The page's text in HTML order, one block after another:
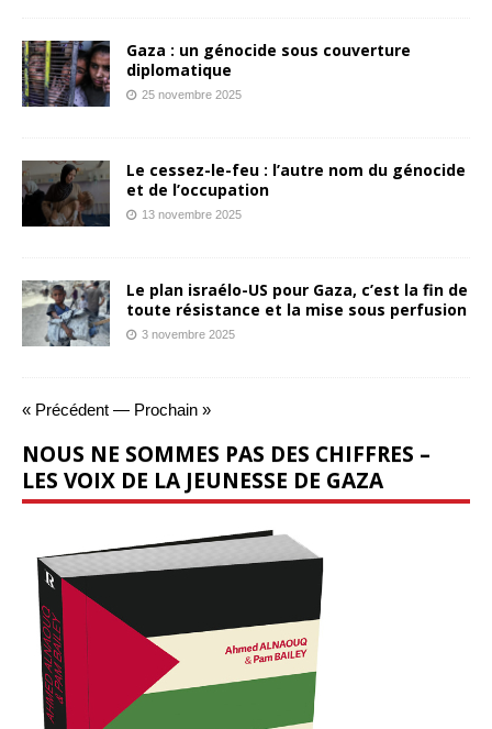
Gaza : un génocide sous couverture
diplomatique
25 novembre 2025
Le cessez-le-feu : l’autre nom du génocide
et de l’occupation
13 novembre 2025
Le plan israélo-US pour Gaza, c’est la fin de
toute résistance et la mise sous perfusion
3 novembre 2025
« Précédent — Prochain »
NOUS NE SOMMES PAS DES CHIFFRES –
LES VOIX DE LA JEUNESSE DE GAZA